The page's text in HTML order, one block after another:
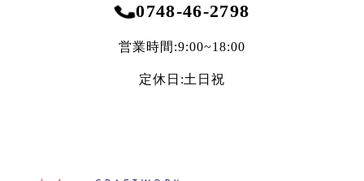
0748-46-2798
営業時間:9:00~18:00
定休日:土日祝